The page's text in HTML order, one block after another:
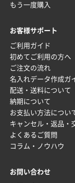
2025年12月22
神奈川県S社
ワンポイン
枚
2025年12月16
短納期対応が
富山県O社様
uni ジェット
2025年12月09
安い、早い
埼玉県G社様
もう一度購入
お客様サポート
ご利用ガイド
初めてご利用の方へ
ご注文の流れ
名入れデータ作成ガ
配送・送料について
納期について
お支払い方法につい
キャンセル・返品・
よくあるご質問
コラム・ノウハウ
お問い合わせ